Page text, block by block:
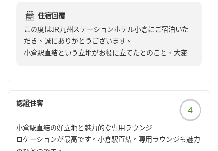
https://review.travel.rakuten.co.jp/hotel/voice/974?
reviewId=33123478398209
住宿回覆
この度はJR九州ステーションホテル小倉にご宿泊いた
だき、誠にありがとうございます。
小倉駅直結という立地がお役に立てたとのこと、大変嬉
彩なメニューをご用意しております。
一日の始まりを心地よくお迎えいただけるよう、ご提供
しておりますので、次回お越しの際にはぜひお楽しみい
ただけましたら幸いでございます。
認證住客
4
小倉駅直結の好立地と魅力的な専用ラウンジ
ロケーションが最高です。小倉駅直結。専用ラウンジも魅力